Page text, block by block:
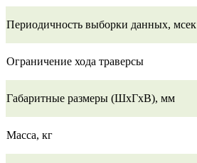
Периодичность выборки данных, мсек
Ограничение хода траверсы
Габаритные размеры (ШхГхВ), мм
Масса, кг